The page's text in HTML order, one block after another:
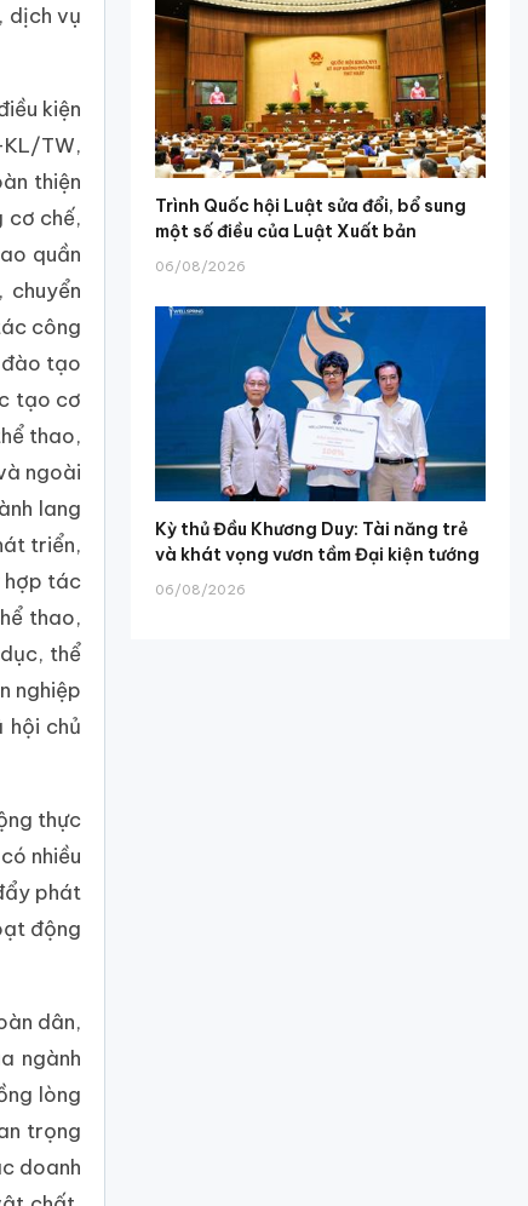
dịch vụ
kiện
TW,
thiện
cơ chế,
quần
công
đào tạo
tạo cơ
thao,
ngoài
lang
triển,
hợp tác
thao,
thể
nghiệp
hội chủ
thực
nhiều
phát
động
dân,
ngành
lòng
trọng
doanh
Trình Quốc hội Luật sửa đổi, bổ sung
một số điều của Luật Xuất bản
06/08/2026
Kỳ thủ Đầu Khương Duy: Tài năng trẻ
và khát vọng vươn tầm Đại kiện tướng
06/08/2026